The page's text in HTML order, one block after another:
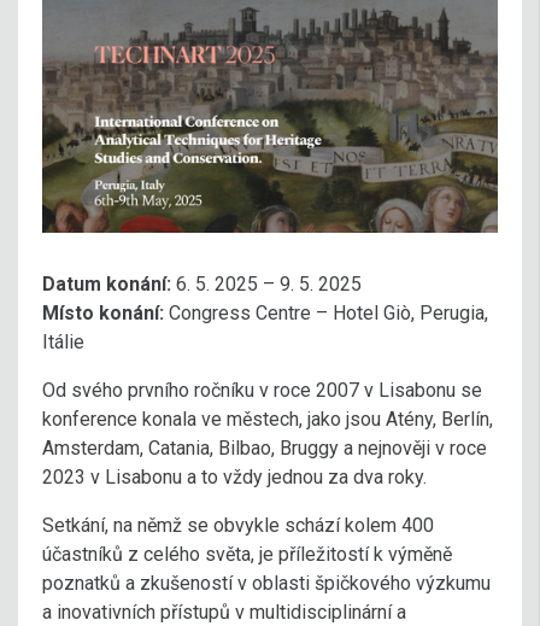
Datum konání: 6. 5. 2025 – 9. 5. 2025
Místo konání: Congress Centre – Hotel Giò, Perugia,
Itálie
Od svého prvního ročníku v roce 2007 v Lisabonu se
konference konala ve městech, jako jsou Atény, Berlín,
Amsterdam, Catania, Bilbao, Bruggy a nejnověji v roce
2023 v Lisabonu a to vždy jednou za dva roky.
Setkání, na němž se obvykle schází kolem 400
účastníků z celého světa, je příležitostí k výměně
poznatků a zkušeností v oblasti špičkového výzkumu
a inovativních přístupů v multidisciplinární a